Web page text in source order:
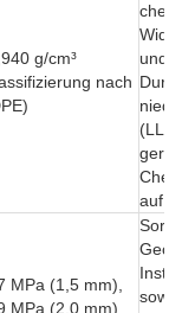
g/cm³
nach
und
auf.
MPa (1,5 mm),
MPa (2,0 mm)